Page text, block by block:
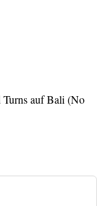
Turns auf Bali (No